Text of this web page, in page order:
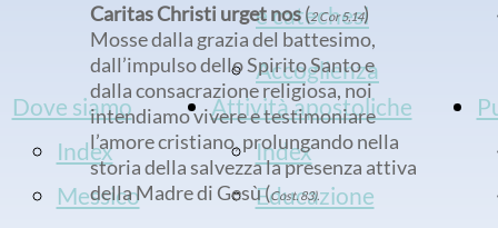
e catechesi
Accoglienza
Dove siamo
Index
Messico
Attività apostoliche
Index
Educazione
Caritas Christi urget nos(2 Cor 5,14)
Mosse dalla grazia del battesimo,
dall’impulso dello Spirito Santo e
dalla consacrazione religiosa, noi
intendiamo vivere e testimoniare
l’amore cristiano, prolungando nella
storia della salvezza la presenza attiva
della Madre di Gesù (Cost. 83).